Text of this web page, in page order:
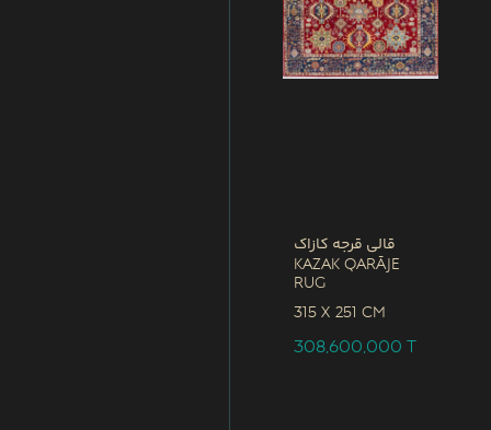
قالی قرجه کازاک
Kazak Qarāje
Rug
315 x 251 CM
308,600,000T